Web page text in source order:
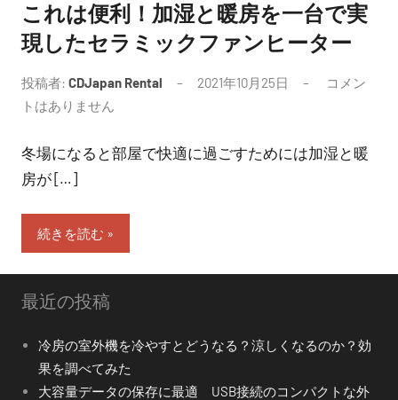
これは便利！加湿と暖房を一台で実
現したセラミックファンヒーター
投稿者: CDJapan Rental 2021年10月25日
コメン
トはありません
冬場になると部屋で快適に過ごすためには加湿と暖
房が […]
続きを読む
最近の投稿
冷房の室外機を冷やすとどうなる？涼しくなるのか？効
果を調べてみた
大容量データの保存に最適 USB接続のコンパクトな外